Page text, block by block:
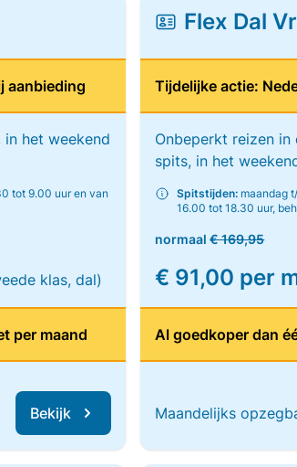
aanbieding
het weekend
tot 9.00 uur en van
klas, dal)
per maand
Bekijk
Flex Dal
Tijdelijke actie:
Onbeperkt reizen
spits, in het
Spitstijden: maandag
16.00 tot 18.30 uur,
normaal€ 169,95
€ 91,00 per
Al goedkoper dan
Maandelijks